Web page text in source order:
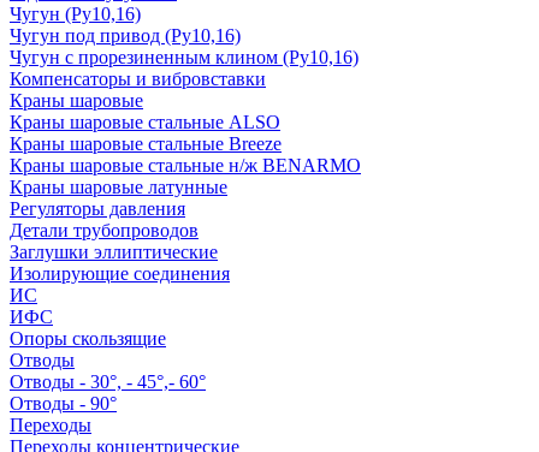
Чугун (Ру10,16)
Чугун под привод (Ру10,16)
Чугун с прорезиненным клином (Ру10,16)
Компенсаторы и вибровставки
Краны шаровые
Краны шаровые стальные ALSO
Краны шаровые стальные Breeze
Краны шаровые стальные н/ж BENARMO
Краны шаровые латунные
Регуляторы давления
Детали трубопроводов
Заглушки эллиптические
Изолирующие соединения
ИС
ИФС
Опоры скользящие
Отводы
Отводы - 30°, - 45°,- 60°
Отводы - 90°
Переходы
Переходы концентрические